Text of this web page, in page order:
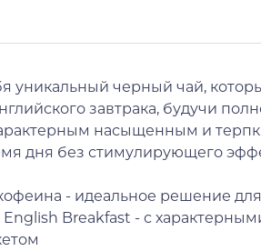
уникальный черный чай,
завтрака, будучи
насыщенным и
дня без стимулирующего
- идеальное решение
English Breakfast - с